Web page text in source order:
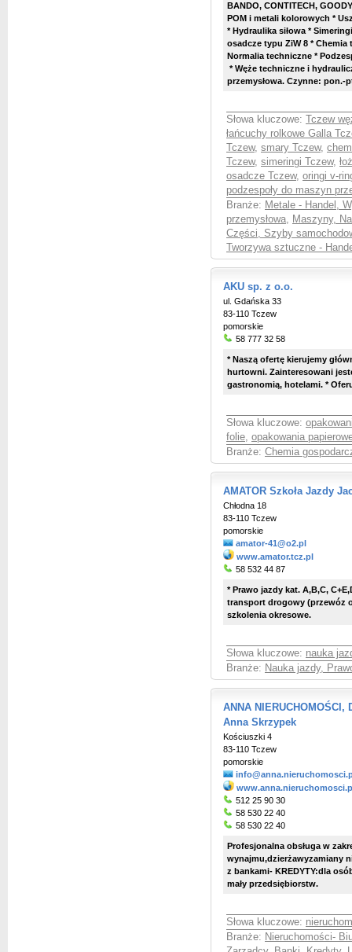
BANDO, CONTITECH,
POM i metali kolorowych *
* Hydraulika siłowa *
osadcze typu ZiW 8 *
Normalia techniczne *
*Węże techniczne i
przemysłowa. Czynne: pon.-
Słowa kluczowe:
Tczew
łańcuchy rolkowe Galla
Tczew, smary Tczew,
Tczew, simeringi Tczew,
osadcze Tczew, oringi v-
podzespoły do maszyn
Branże: Metale - Handel,
przemysłowa, Maszyny,
Części, Szyby
Tworzywa sztuczne -
AKU sp. z o.o.
ul. Gdańska 33
83-110 Tczew
pomorskie
58 777 32 58
* Naszą ofertę kierujemy
hurtowni. Zainteresowani
gastronomią, hotelami. *
Słowa kluczowe:
folie, opakowania
Branże: Chemia
AMATOR Szkoła Jazdy
Chłodna 18
83-110 Tczew
pomorskie
amator-41@o2.pl
www.amator.tcz.pl
58 532 44 87
* Prawo jazdy kat. A,B,C,
transport drogowy (przewóz
szkolenia okresowe.
Słowa kluczowe: nauka
Branże: Nauka jazdy,
ANNA NIERUCHOMOŚCI,
Anna Skrzypek
Kościuszki 4
83-110 Tczew
pomorskie
512 25 90 30
58 530 22 40
58 530 22 40
Profesjonalna obsługa w
wynajmu,dzierżawyzamiany
z bankami- KREDYTY:dla
mały przedsiębiorstw.
Słowa kluczowe:
Branże: Nieruchomości-